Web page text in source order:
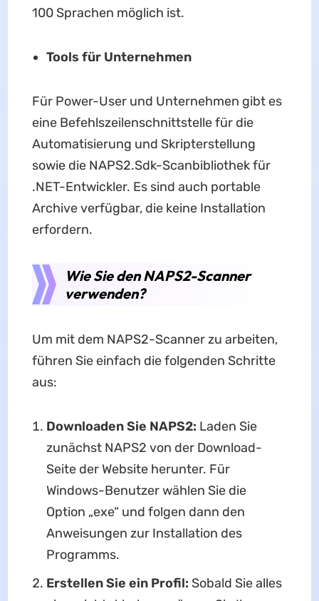
100 Sprachen möglich ist.
Tools für Unternehmen
Für Power-User und Unternehmen gibt es
eine Befehlszeilenschnittstelle für die
Automatisierung und Skripterstellung
sowie die NAPS2.Sdk-Scanbibliothek für
.NET-Entwickler. Es sind auch portable
Archive verfügbar, die keine Installation
erfordern.
Wie Sie den NAPS2-Scanner
verwenden?
Um mit dem NAPS2-Scanner zu arbeiten,
führen Sie einfach die folgenden Schritte
aus:
Downloaden Sie NAPS2: Laden Sie
zunächst NAPS2 von der Download-
Seite der Website herunter. Für
Windows-Benutzer wählen Sie die
Option „exe“ und folgen dann den
Anweisungen zur Installation des
Programms.
Erstellen Sie ein Profil: Sobald Sie alles